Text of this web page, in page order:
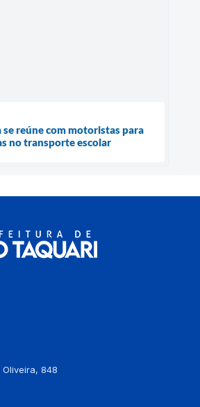
reúne com motoristas para
no transporte escolar
Oliveira, 848